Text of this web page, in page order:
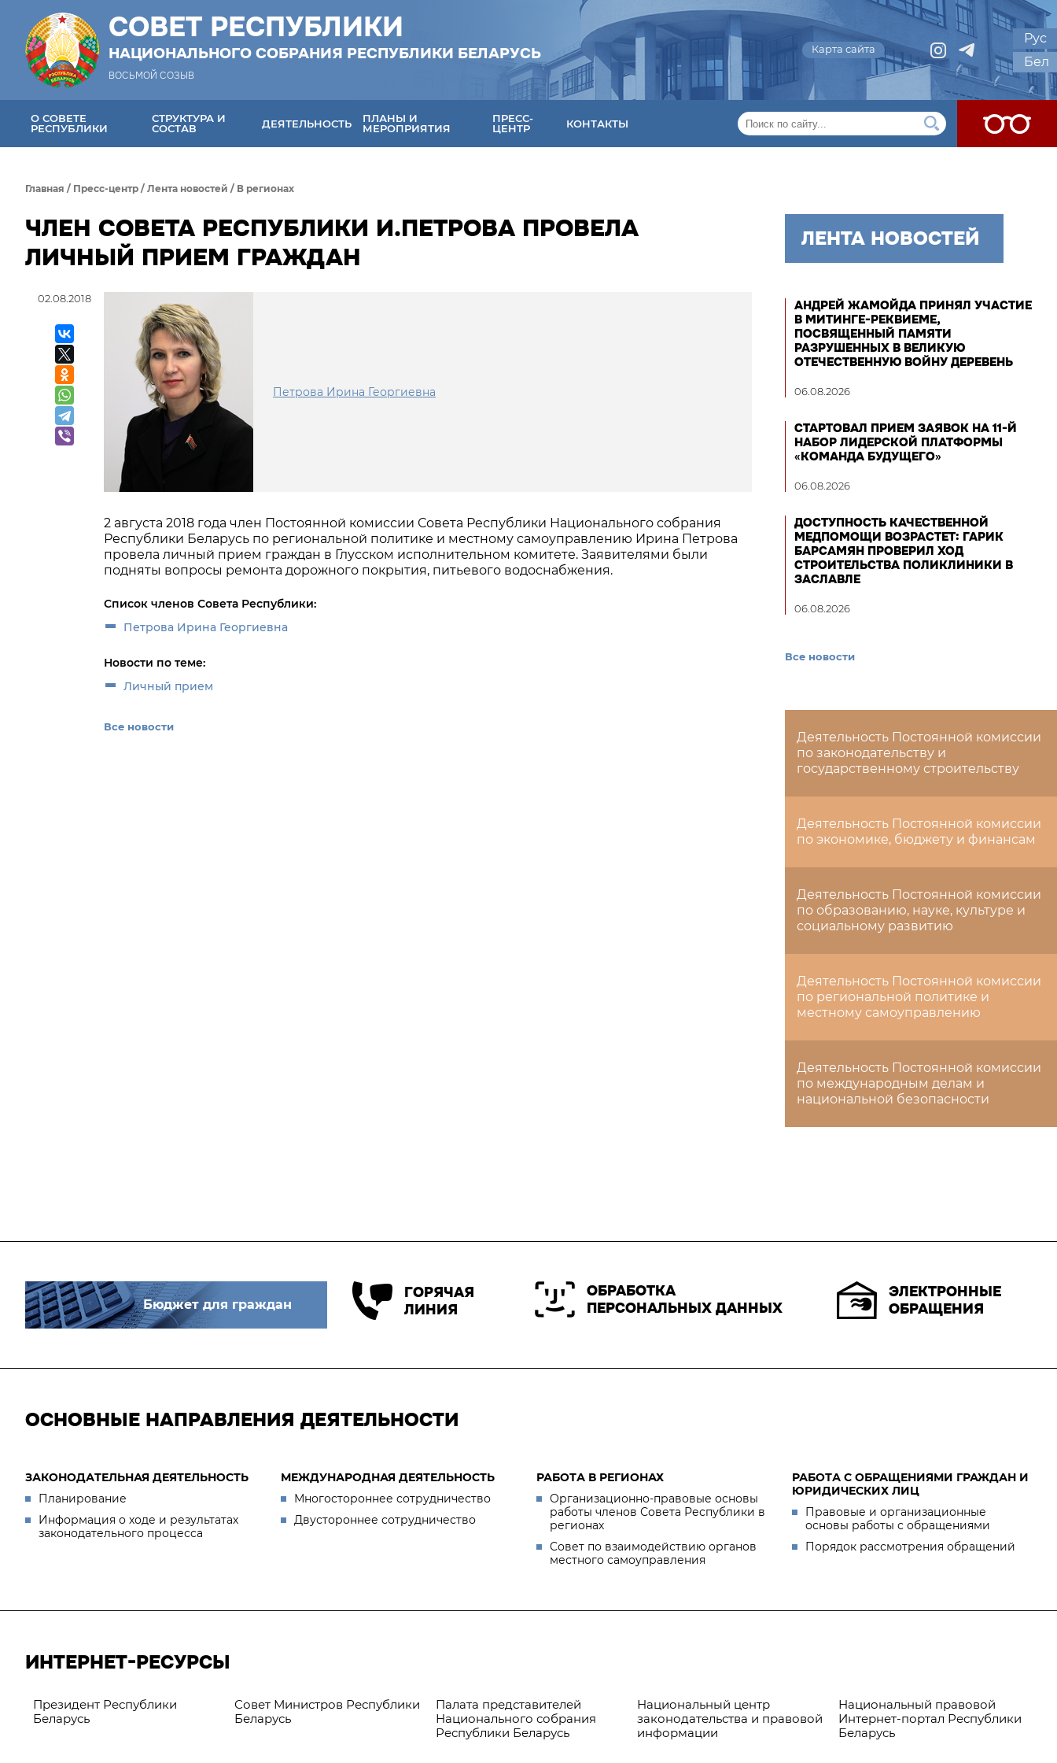
СОВЕТ РЕСПУБЛИКИ
НАЦИОНАЛЬНОГО СОБРАНИЯ РЕСПУБЛИКИ БЕЛАРУСЬ
ВОСЬМОЙ СОЗЫВ
Карта сайта
Рус
Бел
О СОВЕТЕ
РЕСПУБЛИКИ
СТРУКТУРА И
СОСТАВ
ДЕЯТЕЛЬНОСТЬ
ПЛАНЫ И
МЕРОПРИЯТИЯ
ПРЕСС-
ЦЕНТР
КОНТАКТЫ
Главная / Пресс-центр / Лента новостей / В регионах
ЧЛЕН СОВЕТА РЕСПУБЛИКИ И.ПЕТРОВА ПРОВЕЛА
ЛИЧНЫЙ ПРИЕМ ГРАЖДАН
02.08.2018
Петрова Ирина Георгиевна
2 августа 2018 года член Постоянной комиссии Совета Республики Национального собрания
Республики Беларусь по региональной политике и местному самоуправлению Ирина Петрова
провела личный прием граждан в Глусском исполнительном комитете. Заявителями были
подняты вопросы ремонта дорожного покрытия, питьевого водоснабжения.
Список членов Совета Республики:
Петрова Ирина Георгиевна
Новости по теме:
Личный прием
Все новости
ЛЕНТА НОВОСТЕЙ
АНДРЕЙ ЖАМОЙДА ПРИНЯЛ УЧАСТИЕ
В МИТИНГЕ-РЕКВИЕМЕ,
ПОСВЯЩЕННЫЙ ПАМЯТИ
РАЗРУШЕННЫХ В ВЕЛИКУЮ
ОТЕЧЕСТВЕННУЮ ВОЙНУ ДЕРЕВЕНЬ
06.08.2026
СТАРТОВАЛ ПРИЕМ ЗАЯВОК НА 11-Й
НАБОР ЛИДЕРСКОЙ ПЛАТФОРМЫ
«КОМАНДА БУДУЩЕГО»
06.08.2026
ДОСТУПНОСТЬ КАЧЕСТВЕННОЙ
МЕДПОМОЩИ ВОЗРАСТЕТ: ГАРИК
БАРСАМЯН ПРОВЕРИЛ ХОД
СТРОИТЕЛЬСТВА ПОЛИКЛИНИКИ В
ЗАСЛАВЛЕ
06.08.2026
Все новости
Деятельность Постоянной комиссии
по законодательству и
государственному строительству
Деятельность Постоянной комиссии
по экономике, бюджету и финансам
Деятельность Постоянной комиссии
по образованию, науке, культуре и
социальному развитию
Деятельность Постоянной комиссии
по региональной политике и
местному самоуправлению
Деятельность Постоянной комиссии
по международным делам и
национальной безопасности
Бюджет для граждан
ГОРЯЧАЯ
ЛИНИЯ
ОБРАБОТКА
ПЕРСОНАЛЬНЫХ ДАННЫХ
ЭЛЕКТРОННЫЕ
ОБРАЩЕНИЯ
ОСНОВНЫЕ НАПРАВЛЕНИЯ ДЕЯТЕЛЬНОСТИ
ЗАКОНОДАТЕЛЬНАЯ ДЕЯТЕЛЬНОСТЬ
Планирование
Информация о ходе и результатах
законодательного процесса
МЕЖДУНАРОДНАЯ ДЕЯТЕЛЬНОСТЬ
Многостороннее сотрудничество
Двустороннее сотрудничество
РАБОТА В РЕГИОНАХ
Организационно-правовые основы
работы членов Совета Республики в
регионах
Совет по взаимодействию органов
местного самоуправления
РАБОТА С ОБРАЩЕНИЯМИ ГРАЖДАН И
ЮРИДИЧЕСКИХ ЛИЦ
Правовые и организационные
основы работы с обращениями
Порядок рассмотрения обращений
ИНТЕРНЕТ-РЕСУРСЫ
Президент Республики
Беларусь
Совет Министров Республики
Беларусь
Палата представителей
Национального собрания
Республики Беларусь
Национальный центр
законодательства и правовой
информации
Национальный правовой
Интернет-портал Республики
Беларусь